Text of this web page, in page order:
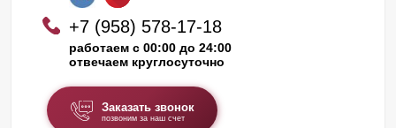
+7 (958) 578-17-18
работаем с 00:00 до 24:00
отвечаем круглосуточно
Заказать звонок
позвоним за наш счет